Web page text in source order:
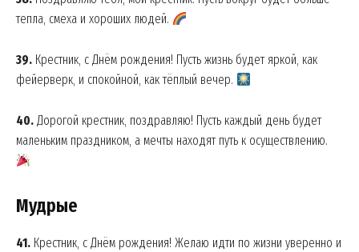
тепла, смеха и хороших людей.
39. Крестник, с Днём рождения! Пусть жизнь будет яркой, как
фейерверк, и спокойной, как тёплый вечер.
40. Дорогой крестник, поздравляю! Пусть каждый день будет
маленьким праздником, а мечты находят путь к осуществлению.
Мудрые
41. Крестник, с Днём рождения! Желаю идти по жизни уверенно и